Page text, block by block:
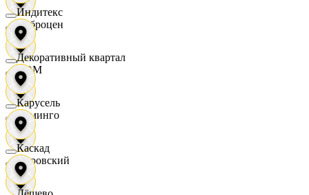
Доброцен
ДОМ
Доминго
Кировский
Индитекс
Декоративный квартал
Карусель
Каскад